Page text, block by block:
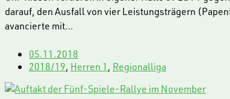
darauf, den Ausfall von vier Leistungsträgern
avancierte mit…
05.11.2018
2018/19, Herren 1, Regionalliga